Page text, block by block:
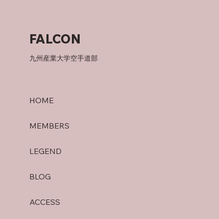
HOME
MEMBERS
LEGEND
BLOG
ACCESS
FALCON
九州産業大学空手道部